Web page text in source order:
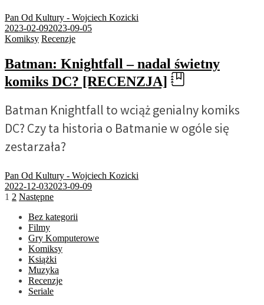
Pan Od Kultury - Wojciech Kozicki
2023-02-092023-09-05
Komiksy Recenzje
Batman: Knightfall – nadal świetny
komiks DC? [RECENZJA]
Batman Knightfall to wciąż genialny komiks
DC? Czy ta historia o Batmanie w ogóle się
zestarzała?
Pan Od Kultury - Wojciech Kozicki
2022-12-032023-09-09
Stronicowanie
wpisów
1 2 Następne
Bez kategorii
Filmy
Gry Komputerowe
Komiksy
Książki
Muzyka
Recenzje
Seriale